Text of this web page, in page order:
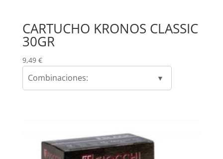
CARTUCHO KRONOS CLASSIC
30GR
9,49 €
Combinaciones: